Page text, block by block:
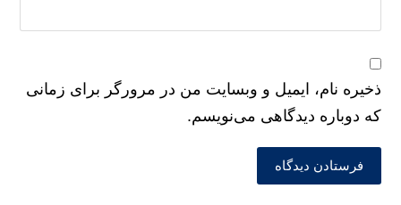
ذخیره نام، ایمیل و وبسایت من در مرورگر برای زمانی
که دوباره دیدگاهی می‌نویسم.
فرستادن دیدگاه